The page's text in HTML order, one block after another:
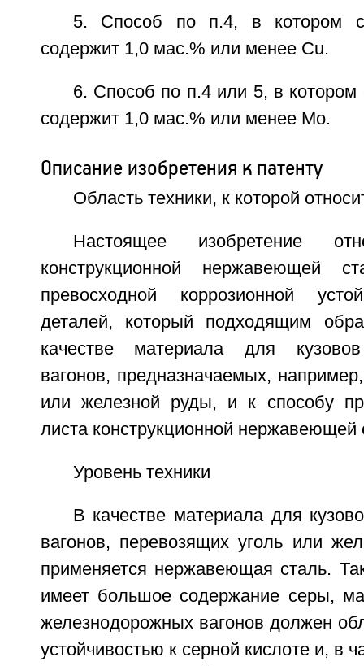
5. Способ по п.4, в котором
содержит 1,0 мас.% или менее Cu.
6. Способ по п.4 или 5, в котором
содержит 1,0 мас.% или менее Мо.
Описание изобретения к патенту
Область техники, к которой
Настоящее изобретение
конструкционной нержавеющей
превосходной коррозионной
деталей, который подходящим
качестве материала для
вагонов, предназначаемых,
или железной руды, и к способу
листа конструкционной нержавеющей
Уровень техники
В качестве материала для
вагонов, перевозящих уголь или
применяется нержавеющая сталь.
имеет большое содержание серы,
железнодорожных вагонов должен
устойчивостью к серной кислоте и, в